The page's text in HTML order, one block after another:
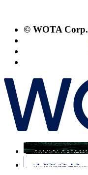
© WOTA Corp.